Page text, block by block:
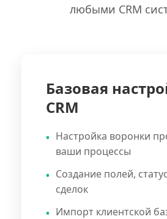
любыми CRM
Базовая
CRM
Настройка воронки
ваши процессы
Создание полей,
сделок
Импорт клиентской